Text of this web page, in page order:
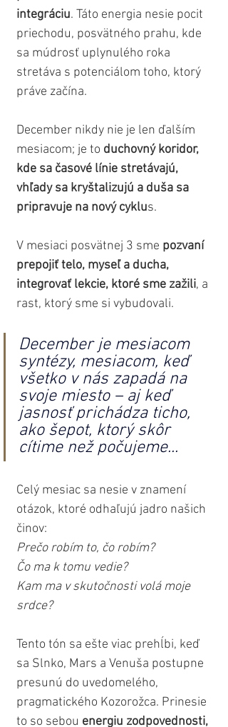
integráciu. Táto energia nesie pocit
priechodu, posvätného prahu, kde
sa múdrosť uplynulého roka
stretáva s potenciálom toho, ktorý
práve začína.
December nikdy nie je len ďalším
mesiacom; je to duchovný koridor,
kde sa časové línie stretávajú,
vhľady sa kryštalizujú a duša sa
pripravuje na nový cyklus.
V mesiaci posvätnej 3 sme pozvaní
prepojiť telo, myseľ a ducha,
integrovať lekcie, ktoré sme zažili, a
rast, ktorý sme si vybudovali.
December je mesiacom
syntézy, mesiacom, keď
všetko v nás zapadá na
svoje miesto – aj keď
jasnosť prichádza ticho,
ako šepot, ktorý skôr
cítime než počujeme...
Celý mesiac sa nesie v znamení
otázok, ktoré odhaľujú jadro našich
činov:
Prečo robím to, čo robím?
Čo ma k tomu vedie?
Kam ma v skutočnosti volá moje
srdce?
Tento tón sa ešte viac prehĺbi, keď
sa Slnko, Mars a Venuša postupne
presunú do uvedomelého,
pragmatického Kozorožca. Prinesie
to so sebou energiu zodpovednosti,